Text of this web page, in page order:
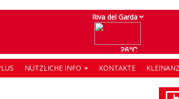
NÜTZLICHE INFO KONTAKTE